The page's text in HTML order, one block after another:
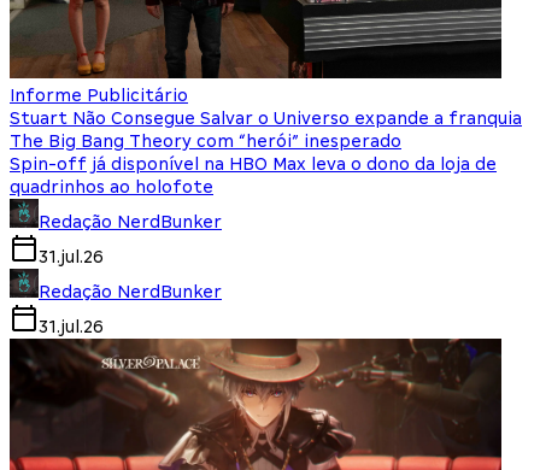
Informe Publicitário
Stuart Não Consegue Salvar o Universo expande a franquia
The Big Bang Theory com “herói” inesperado
Spin-off já disponível na HBO Max leva o dono da loja de
quadrinhos ao holofote
Redação NerdBunker
31.jul.26
Redação NerdBunker
31.jul.26